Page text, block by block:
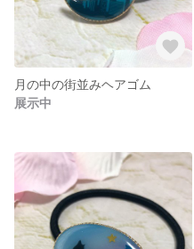
月の中の街並みヘアゴム
展示中